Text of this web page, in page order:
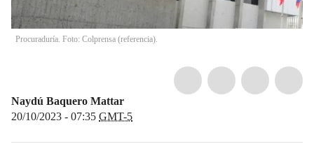
Procuraduría. Foto: Colprensa (referencia).
Naydú Baquero Mattar
20/10/2023 - 07:35 GMT-5